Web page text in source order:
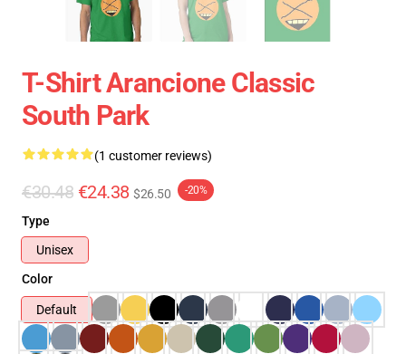
T-Shirt Arancione Classic
South Park
(1 customer reviews)
€30.48 €24.38 $26.50 -20%
Type
Unisex
Color
Default